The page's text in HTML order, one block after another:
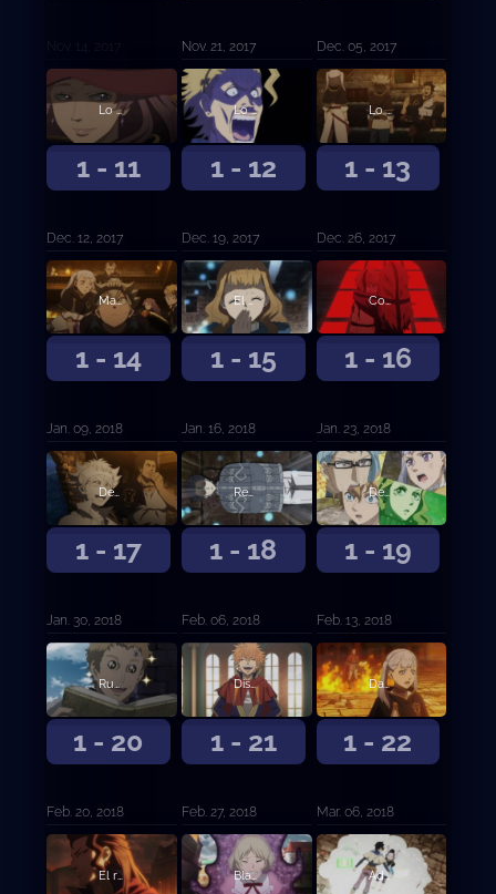
Nov. 21, 2017 Dec. 05, 2017
1 - 11
Lo sucedido en la ciudad del castillo
Dec. 12, 2017
1 - 12
Lo que ve el Rey Mago
Dec. 19, 2017
1 - 13
Lo que ve el Rey Mago, continuación
Dec. 26, 2017
1 - 14
Mazmorra
Jan. 09, 2018
1 - 15
El guerrero mágico del Diamante
Jan. 16, 2018
1 - 16
Compañeros
Jan. 23, 2018
1 - 17
Destructor
Jan. 30, 2018
1 - 18
Recuerdos del pasado
Feb. 06, 2018
1 - 19
Destrucción y salvación
Feb. 13, 2018
1 - 20
Runión en la capital
Feb. 20, 2018
1 - 21
Disturbios en la capital
Feb. 27, 2018
1 - 22
Danza bulliciosa de magia
Mar. 06, 2018
El rey león carmesí Blackout Adversidad